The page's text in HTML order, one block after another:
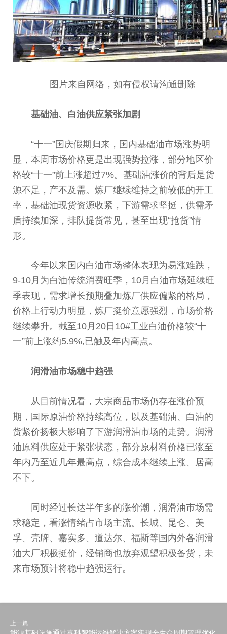
图片来自网络，如有侵权请沟通删除
基础油、白油供应紧张加剧
“十一”国庆假期归来，国内基础油市场涨势明
显，本周市场价格更是出现强势拉涨，部分地区价
格较“十一”前上涨超过7%。基础油涨价的背后是货
源不足，产不及需。炼厂继续维持之前较低的开工
率，基础油现货资源收紧，下游需求坚挺，供需矛
盾持续加深，排队提货常见，甚至出现“抢货”情
形。
今年以来国内白油市场整体表现为易涨难跌，
9-10月为白油传统消费旺季，10月白油市场延续旺
季表现，需求增长预期叠加炼厂供应偏紧的格局，
价格上行动力明显，炼厂挺价意愿强烈，市场价格
继续攀升。截至10月20日10#工业白油价格较“十
一”前上涨约5.9%,已触及年内高点。
润滑油市场稳中趋强
从目前情况看，大宗商品市场仍存在涨价预
期，国际原油价格持续高位，以及基础油、白油的
货紧价扬极大影响了下游润滑油市场的走势。润滑
油原料供应处于紧张状态，部分原材料价格已涨至
年内乃至近 几年最高点，综合成本继续上涨、居高
不下。
同时经过长达半年多的涨价潮，润滑油市场需
求稳定，看涨情绪占市场主流。长城、昆仑、美
孚、壳牌、嘉实多、道达尔、福斯等国内外各润滑
油大厂积极挺价，经销商也放弃观望积极备货，未
来市场预计将稳中趋强运行。
上一篇